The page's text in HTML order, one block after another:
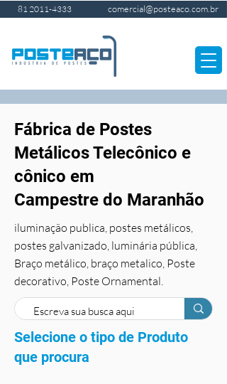
81 2011-4333 comercial@posteaco.com.br
Fábrica de Postes
Metálicos Telecônico e
cônico em
Campestre do Maranhão
iluminação publica, postes metálicos,
postes galvanizado, luminária pública,
Braço metálico, braço metalico, Poste
decorativo, Poste Ornamental.
Selecione o tipo de Produto
que procura